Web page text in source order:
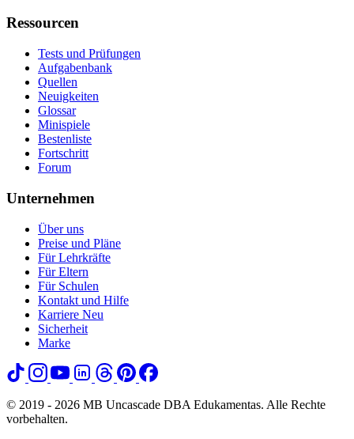
Ressourcen
Tests und Prüfungen
Aufgabenbank
Quellen
Neuigkeiten
Glossar
Minispiele
Bestenliste
Fortschritt
Forum
Unternehmen
Über uns
Preise und Pläne
Für Lehrkräfte
Für Eltern
Für Schulen
Kontakt und Hilfe
Karriere Neu
Sicherheit
Marke
© 2019 - 2026 MB Uncascade DBA Edukamentas. Alle Rechte
vorbehalten.